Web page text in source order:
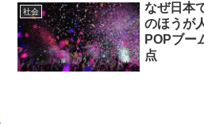
社会
なぜ日本
のほうが
POPブー
点